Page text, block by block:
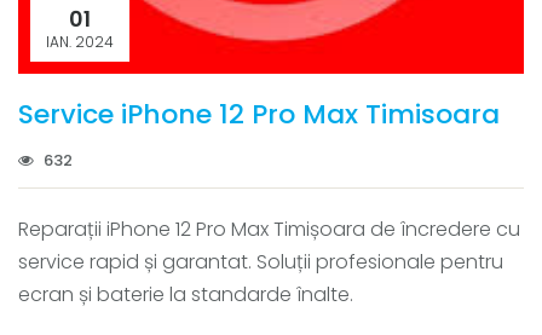
01
IAN. 2024
Service iPhone 12 Pro Max Timisoara
632
Reparații iPhone 12 Pro Max Timișoara de încredere cu
service rapid și garantat. Soluții profesionale pentru
ecran și baterie la standarde înalte.